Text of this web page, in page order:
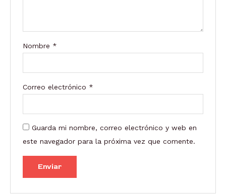
Nombre *
Correo electrónico *
Guarda mi nombre, correo electrónico y web en
este navegador para la próxima vez que comente.